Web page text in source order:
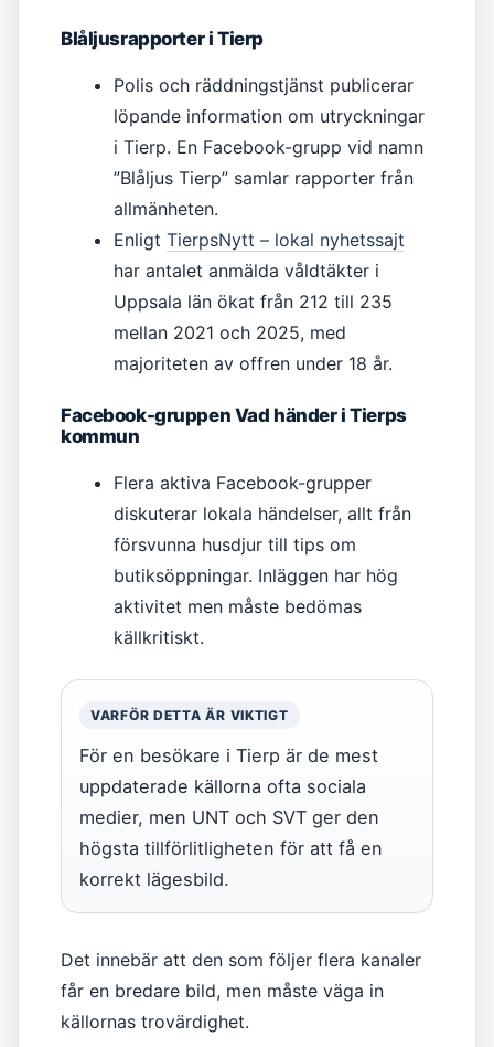
Blåljusrapporter i Tierp
Polis och räddningstjänst publicerar
löpande information om utryckningar
i Tierp. En Facebook-grupp vid namn
”Blåljus Tierp” samlar rapporter från
allmänheten.
Enligt TierpsNytt – lokal nyhetssajt
har antalet anmälda våldtäkter i
Uppsala län ökat från 212 till 235
mellan 2021 och 2025, med
majoriteten av offren under 18 år.
Facebook-gruppen Vad händer i Tierps
kommun
Flera aktiva Facebook-grupper
diskuterar lokala händelser, allt från
försvunna husdjur till tips om
butiksöppningar. Inläggen har hög
aktivitet men måste bedömas
källkritiskt.
VARFÖR DETTA ÄR VIKTIGT
För en besökare i Tierp är de mest
uppdaterade källorna ofta sociala
medier, men UNT och SVT ger den
högsta tillförlitligheten för att få en
korrekt lägesbild.
Det innebär att den som följer flera kanaler
får en bredare bild, men måste väga in
källornas trovärdighet.